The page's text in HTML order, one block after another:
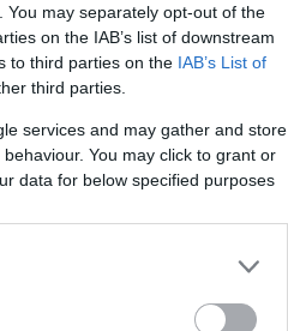
may separately opt-out of the
on the IAB’s list of downstream
to third parties on the IAB’s List of
third parties.
services and may gather and store
You may click to grant or
data for below specified purposes